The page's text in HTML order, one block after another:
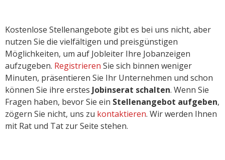
Kostenlose Stellenangebote gibt es bei uns nicht, aber
nutzen Sie die vielfältigen und preisgünstigen
Möglichkeiten, um auf Jobleiter Ihre Jobanzeigen
aufzugeben. Registrieren Sie sich binnen weniger
Minuten, präsentieren Sie Ihr Unternehmen und schon
können Sie ihre erstes Jobinserat schalten. Wenn Sie
Fragen haben, bevor Sie ein Stellenangebot aufgeben,
zögern Sie nicht, uns zu kontaktieren. Wir werden Ihnen
mit Rat und Tat zur Seite stehen.